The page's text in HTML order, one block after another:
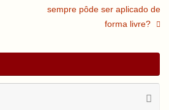
sempre pôde ser aplicado de
forma livre?